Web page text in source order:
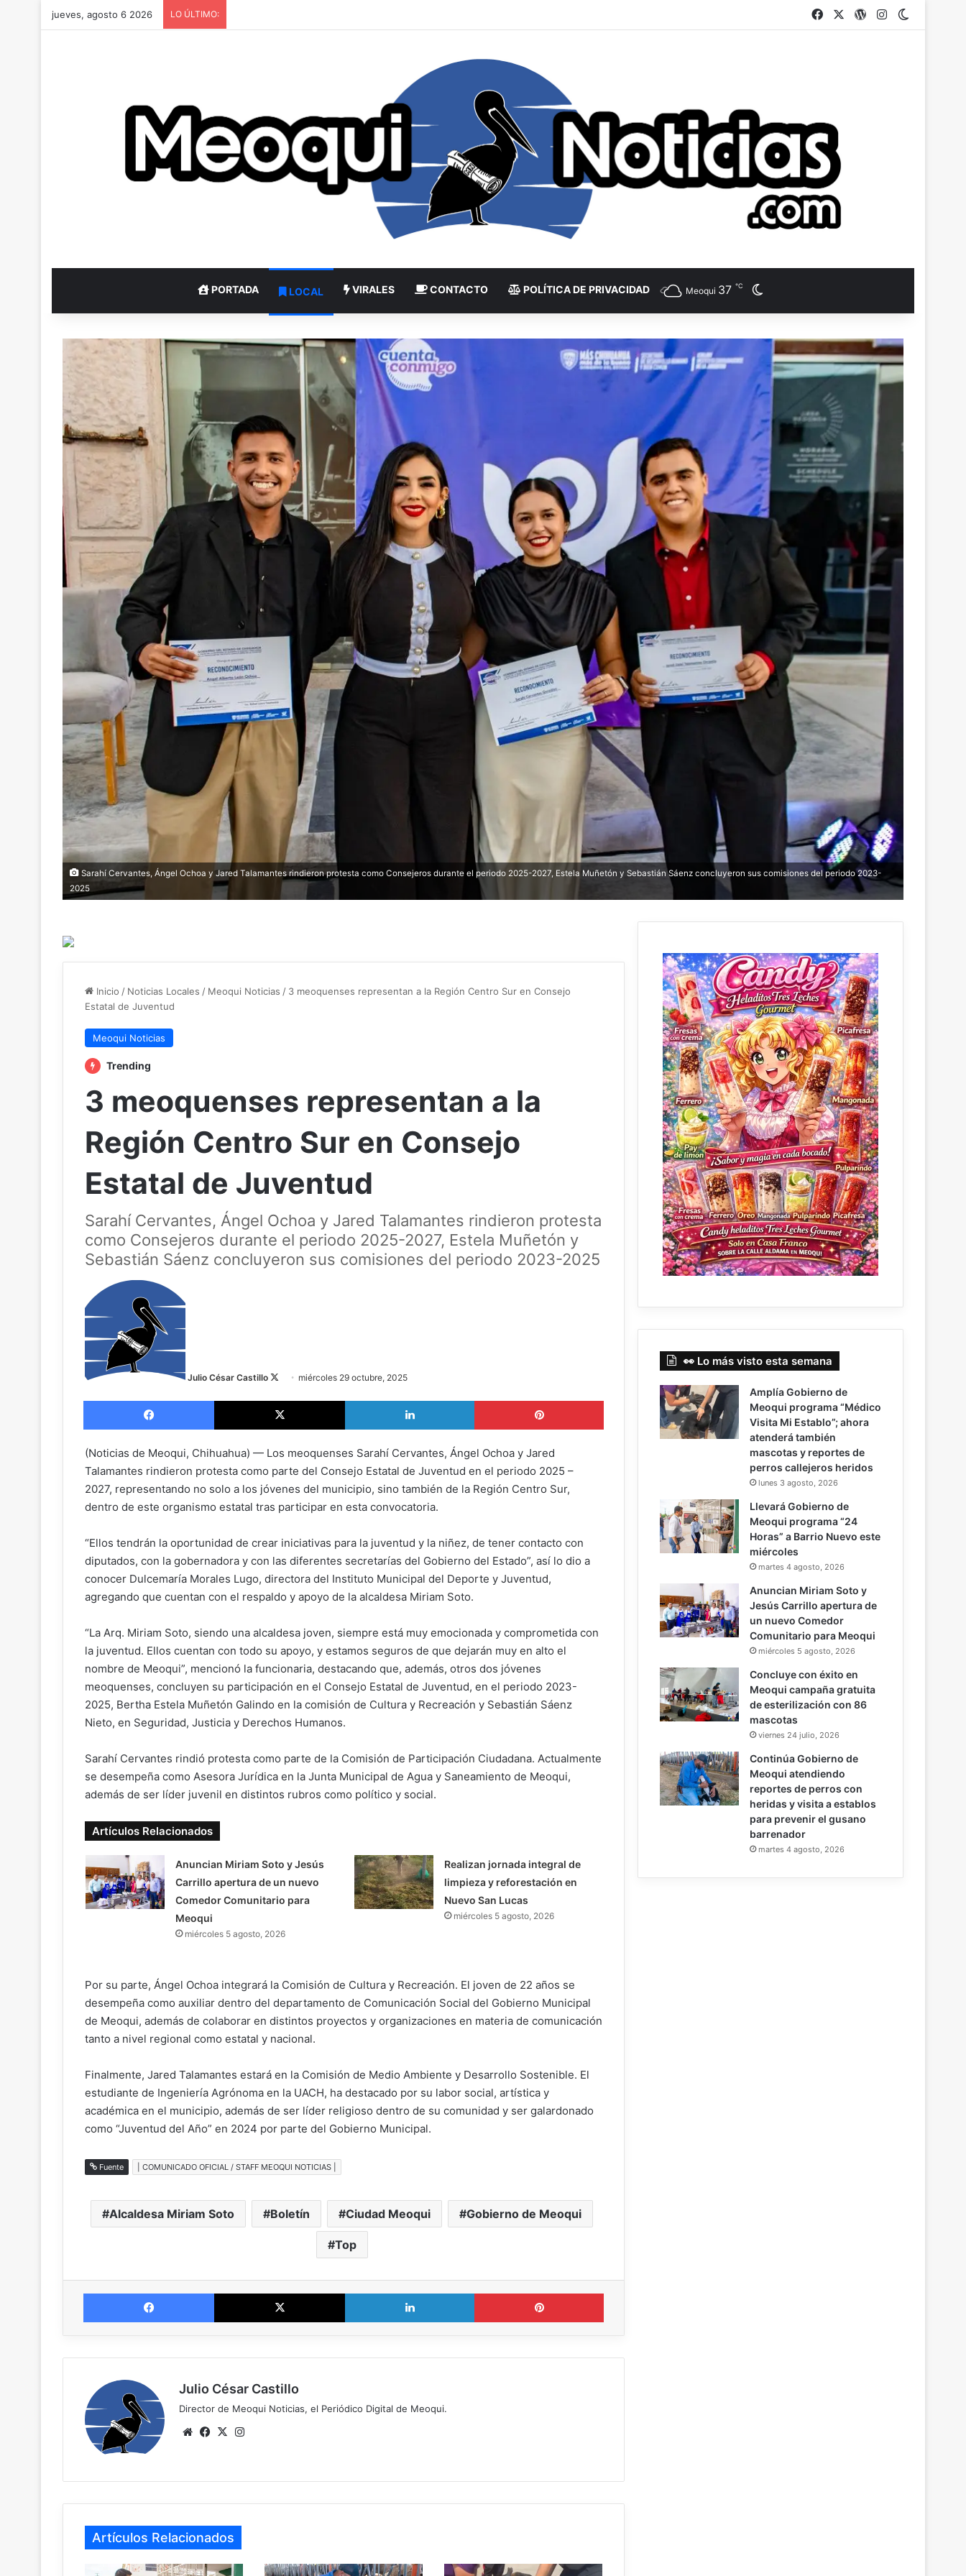
jueves, agosto 6 2026 LO ÚLTIMO: Facebook WordPress
Instagram
PORTADA LOCAL VIRALES CONTACTO POLÍTICA DE PRIVACIDAD Meoqui 37 ℃
Sarahí Cervantes, Ángel Ochoa y Jared Talamantes rindieron protesta como Consejeros durante el periodo 2025-2027, Estela Muñetón y Sebastián Sáenz concluyeron sus comisiones del periodo 2023-
2025
Inicio / Noticias Locales / Meoqui Noticias / 3 meoquenses representan a la Región Centro Sur en Consejo
Estatal de Juventud
Meoqui Noticias
Trending
3 meoquenses representan a la
Región Centro Sur en Consejo
Estatal de Juventud
Sarahí Cervantes, Ángel Ochoa y Jared Talamantes rindieron protesta
como Consejeros durante el periodo 2025-2027, Estela Muñetón y
Sebastián Sáenz concluyeron sus comisiones del periodo 2023-2025
Julio César Castillo
n
miércoles 29 octubre, 2025
Facebook X LinkedIn
(Noticias de Meoqui, Chihuahua) — Los meoquenses Sarahí Cervantes, Ángel Ochoa y Jared
Talamantes rindieron protesta como parte del Consejo Estatal de Juventud en el periodo 2025 –
2027, representando no solo a los jóvenes del municipio, sino también de la Región Centro Sur,
dentro de este organismo estatal tras participar en esta convocatoria.
“Ellos tendrán la oportunidad de crear iniciativas para la juventud y la niñez, de tener contacto con
diputados, con la gobernadora y con las diferentes secretarías del Gobierno del Estado”, así lo dio a
conocer Dulcemaría Morales Lugo, directora del Instituto Municipal del Deporte y Juventud,
agregando que cuentan con el respaldo y apoyo de la alcaldesa Miriam Soto.
“La Arq. Miriam Soto, siendo una alcaldesa joven, siempre está muy emocionada y comprometida con
la juventud. Ellos cuentan con todo su apoyo, y estamos seguros de que dejarán muy en alto el
nombre de Meoqui”, mencionó la funcionaria, destacando que, además, otros dos jóvenes
meoquenses, concluyen su participación en el Consejo Estatal de Juventud, en el periodo 2023-
2025, Bertha Estela Muñetón Galindo en la comisión de Cultura y Recreación y Sebastián Sáenz
Nieto, en Seguridad, Justicia y Derechos Humanos.
Sarahí Cervantes rindió protesta como parte de la Comisión de Participación Ciudadana. Actualmente
se desempeña como Asesora Jurídica en la Junta Municipal de Agua y Saneamiento de Meoqui,
además de ser líder juvenil en distintos rubros como político y social.
Artículos Relacionados
Anuncian Miriam Soto y Jesús
Carrillo apertura de un nuevo
Comedor Comunitario para
Meoqui
miércoles 5 agosto, 2026
Realizan jornada integral de
limpieza y reforestación en
Nuevo San Lucas
miércoles 5 agosto, 2026
Por su parte, Ángel Ochoa integrará la Comisión de Cultura y Recreación. El joven de 22 años se
desempeña como auxiliar dentro del departamento de Comunicación Social del Gobierno Municipal
de Meoqui, además de colaborar en distintos proyectos y organizaciones en materia de comunicación
tanto a nivel regional como estatal y nacional.
Finalmente, Jared Talamantes estará en la Comisión de Medio Ambiente y Desarrollo Sostenible. El
estudiante de Ingeniería Agrónoma en la UACH, ha destacado por su labor social, artística y
académica en el municipio, además de ser líder religioso dentro de su comunidad y ser galardonado
como “Juventud del Año” en 2024 por parte del Gobierno Municipal.
Fuente | COMUNICADO OFICIAL / STAFF MEOQUI NOTICIAS |
Alcaldesa Miriam Soto Boletín Ciudad Meoqui Gobierno de Meoqui
Top
Facebook X LinkedIn
Julio César Castillo
Director de Meoqui Noticias, el Periódico Digital de Meoqui.
We Fa
ok
X
m
Artículos Relacionados
👀 Lo más visto esta semana
Amplía Gobierno de
Meoqui programa “Médico
Visita Mi Establo”; ahora
atenderá también
mascotas y reportes de
perros callejeros heridos
lunes 3 agosto, 2026
Llevará Gobierno de
Meoqui programa “24
Horas” a Barrio Nuevo este
miércoles
martes 4 agosto, 2026
Anuncian Miriam Soto y
Jesús Carrillo apertura de
un nuevo Comedor
Comunitario para Meoqui
miércoles 5 agosto, 2026
Concluye con éxito en
Meoqui campaña gratuita
de esterilización con 86
mascotas
viernes 24 julio, 2026
Continúa Gobierno de
Meoqui atendiendo
reportes de perros con
heridas y visita a establos
para prevenir el gusano
barrenador
martes 4 agosto, 2026